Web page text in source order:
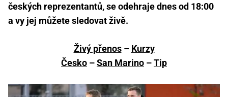
českých reprezentantů, se odehraje dnes od 18:00
a vy jej můžete sledovat živě.
Živý přenos– Kurzy
Česko –San Marino –Tip